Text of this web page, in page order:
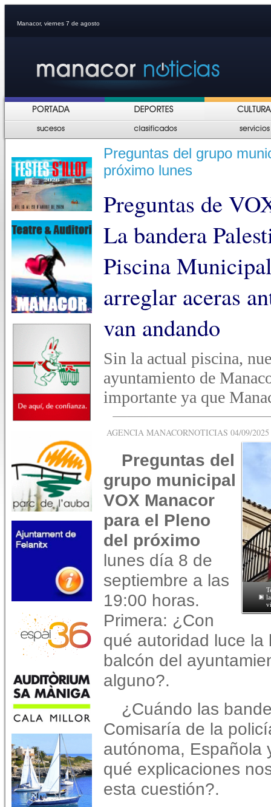
Manacor, viernes 7 de agosto
Preguntas del grupo
próximo lunes
Preguntas de
La bandera
Piscina
arreglar aceras
van andando
Sin la actual piscina,
ayuntamiento de
importante ya que
AGENCIA MANACORNOTICIAS 04/09/
Preguntas del
grupo municipal
VOX Manacor
para el Pleno
del próximo
lunes día 8 de
septiembre a las
19:00 horas.
Primera: ¿Con
qué autoridad luce
balcón del
alguno?.
¿Cuándo las
Comisaría de la
autónoma, Española
qué explicaciones
esta cuestión?.